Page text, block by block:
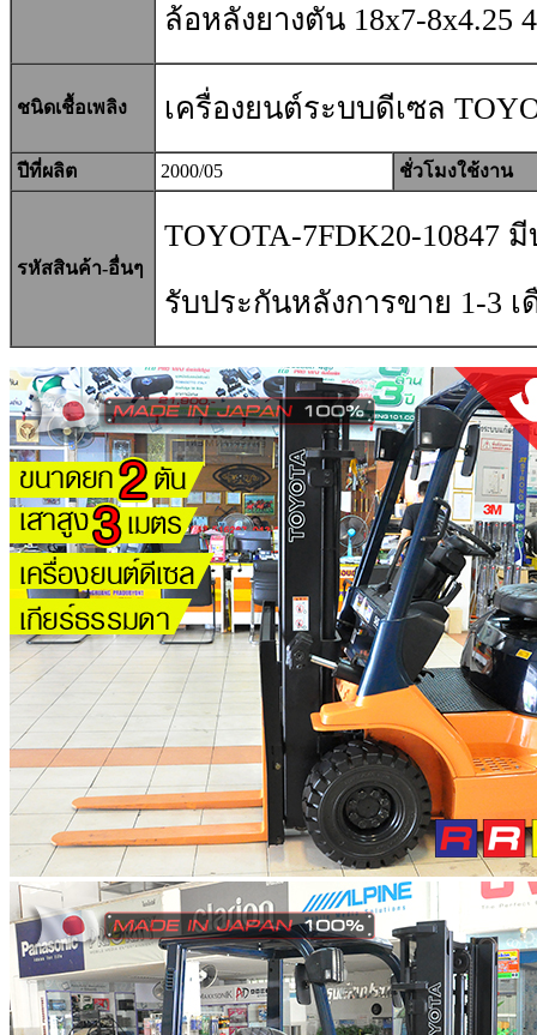
ล้อหลังยางตัน 18x7-8x4.25
ชนิดเชื้อเพลิง เครื่องยนต์ระบบดีเซล
ปีที่ผลิต 2000/05 ชั่วโมงใช้งาน
รหัสสินค้า-อื่นๆ
TOYOTA-7FDK20-10847
รับประกันหลังการขาย 1-3 เ